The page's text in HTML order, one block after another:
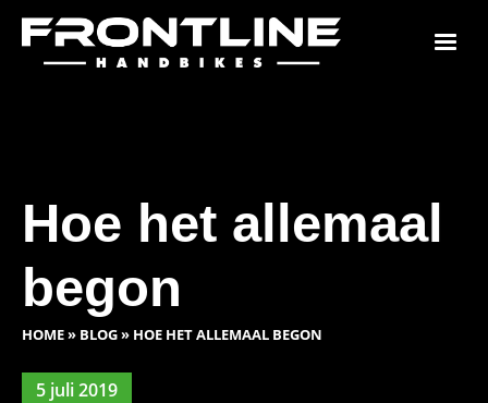
Hoe het allemaal
begon
HOME» BLOG» HOE HET ALLEMAAL BEGON
5 juli 2019